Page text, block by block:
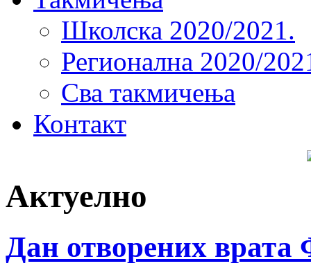
Школска 2020/2021.
Регионална 2020/
Сва такмичења
Контакт
Актуелно
Дан отворених